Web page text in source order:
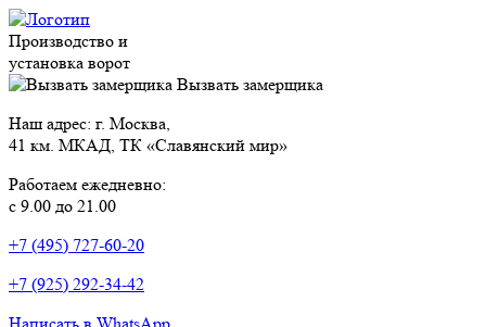
Производство и
установка ворот
Вызвать замерщика
Наш адрес: г. Москва,
41 км. МКАД, ТК «Славянский мир»
Работаем ежедневно:
с 9.00 до 21.00
+7 (495) 727-60-20
+7 (925) 292-34-42